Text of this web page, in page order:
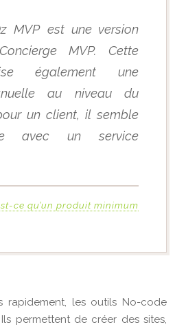
MVP est une version
MVP. Cette
également une
au niveau du
un client, il semble
avec un service
ce qu’un produit minimum
rapidement, les outils No-code
permettent de créer des sites,